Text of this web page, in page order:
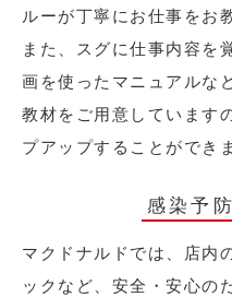
ルーが丁寧にお仕事をお
また、スグに仕事内容を
画を使ったマニュアルな
教材をご用意しています
プアップすることができ
感染予
マクドナルドでは、店内
ックなど、安全・安心の